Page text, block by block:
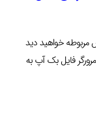
مربوطه خواهید دید
مرورگر فایل بک آپ به